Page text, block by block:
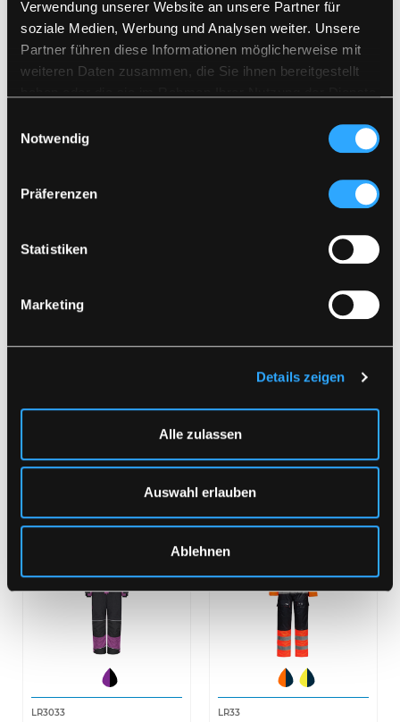
Verwendung unserer Website an unsere Partner für
soziale Medien, Werbung und Analysen weiter. Unsere
Partner führen diese Informationen möglicherweise mit
weiteren Daten zusammen, die Sie ihnen bereitgestellt
Notwendig
Präferenzen
Statistiken
Marketing
Details zeigen
Alle zulassen
Auswahl erlauben
Ablehnen
FR-LR3567
QUALITÄT MIT FESTEM
XS - 5XL
HI-VIS WINTER-JACKE
LR3033 LR33